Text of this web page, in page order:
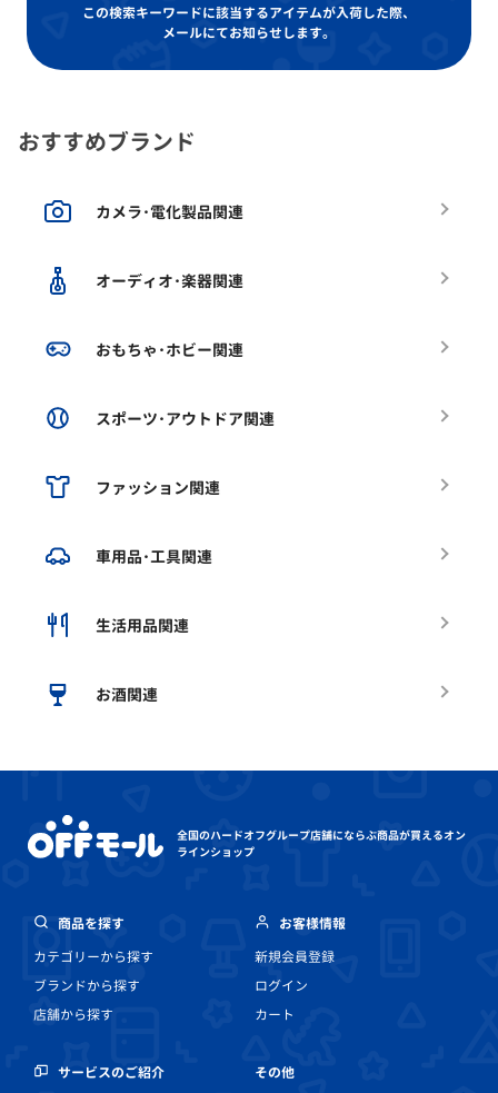
この検索キーワードに該当するアイテムが入荷した際、
メールにてお知らせします。
おすすめブランド
カメラ･電化製品関連
オーディオ･楽器関連
おもちゃ･ホビー関連
スポーツ･アウトドア関連
ファッション関連
車用品･工具関連
生活用品関連
お酒関連
全国のハードオフグループ店舗にならぶ商品が買えるオン
ラインショップ
商品を探す
カテゴリーから探す
ブランドから探す
店舗から探す
お客様情報
新規会員登録
ログイン
カート
サービスのご紹介 その他